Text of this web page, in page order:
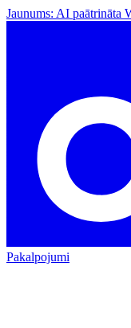
Jaunums: AI paātrināta
Pakalpojumi